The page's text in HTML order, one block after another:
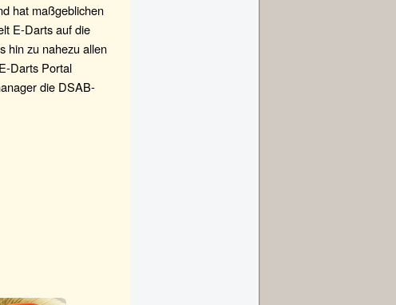
hat maßgeblichen
E-Darts auf die
hin zu nahezu allen
Darts Portal
die DSAB-